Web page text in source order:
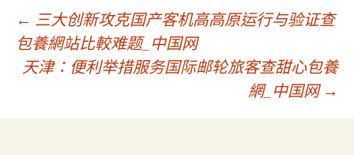
文
章
導
← 三大创新攻克国产客机高高原运行与验证查
包養網站比較难题_中国网
天津：便利举措服务国际邮轮旅客查甜心包養
網_中国网 →